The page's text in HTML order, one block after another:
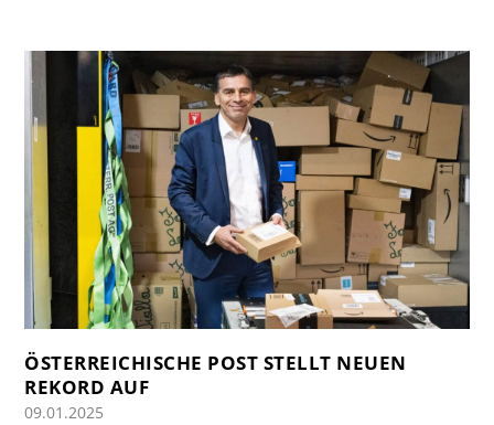
ÖSTERREICHISCHE POST STELLT NEUEN
REKORD AUF
09.01.2025